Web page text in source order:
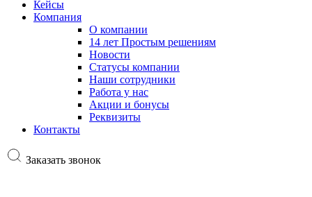
Кейсы
Компания
О компании
14 лет Простым решениям
Новости
Статусы компании
Наши сотрудники
Работа у нас
Акции и бонусы
Реквизиты
Контакты
Заказать звонок